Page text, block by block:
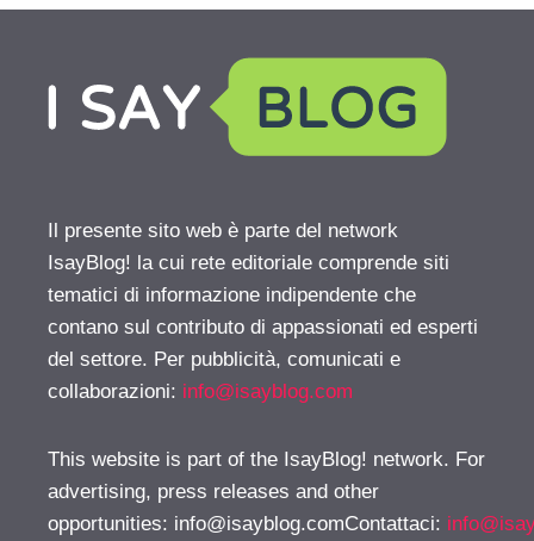
Il presente sito web è parte del network
IsayBlog! la cui rete editoriale comprende siti
tematici di informazione indipendente che
contano sul contributo di appassionati ed esperti
del settore. Per pubblicità, comunicati e
collaborazioni: info@isayblog.com
This website is part of the IsayBlog! network. For
advertising, press releases and other
opportunities: info@isayblog.comContattaci: